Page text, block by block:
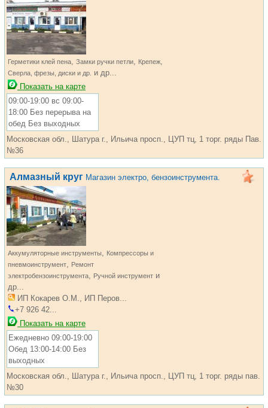
Герметики клей пена, Замки ручки петли, Крепеж,
Сверла, фрезы, диски и др.
и др...
Показать на карте
09:00-19:00 вс 09:00-
18:00 Без перерыва на
обед Без выходных
Московская обл., Шатура г., Ильича просп., ЦУП тц, 1 торг. ряды Пав.
№36
Алмазный круг Магазин электро, бензоинструмента.
Аккумуляторные инструменты, Компрессоры и
пневмоинструмент, Ремонт
электробензоинструмента, Ручной инструмент и
др...
ИП Кокарев О.М., ИП Перов...
+7 926 42...
Показать на карте
Ежедневно 09:00-19:00
Обед 13:00-14:00 Без
выходных
Московская обл., Шатура г., Ильича просп., ЦУП тц, 1 торг. ряды пав.
№30